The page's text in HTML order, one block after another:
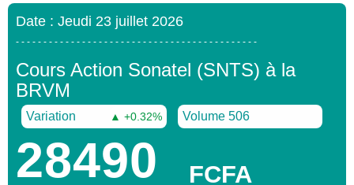
Date : Jeudi 23 juillet 2026
- - - - - - - - - - - - - - - - - - - - - - - - - - - - - - - - - - - - - - - - - - - -
Cours Action Sonatel (SNTS) à la
BRVM
28490 FCFA
Variation ▲ +0.32% Volume 506